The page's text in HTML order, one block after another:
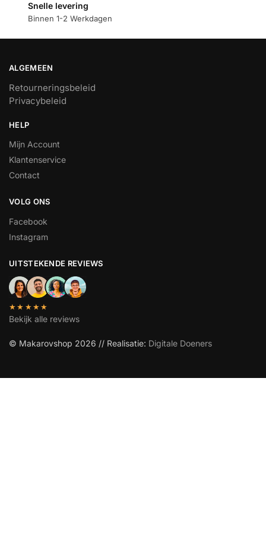
Snelle levering
Binnen 1-2 Werkdagen
ALGEMEEN
Retourneringsbeleid
Privacybeleid
HELP
Mijn Account
Klantenservice
Contact
VOLG ONS
Facebook
Instagram
UITSTEKENDE REVIEWS
★★★★★
Bekijk alle reviews
© Makarovshop 2026 // Realisatie: Digitale Doeners